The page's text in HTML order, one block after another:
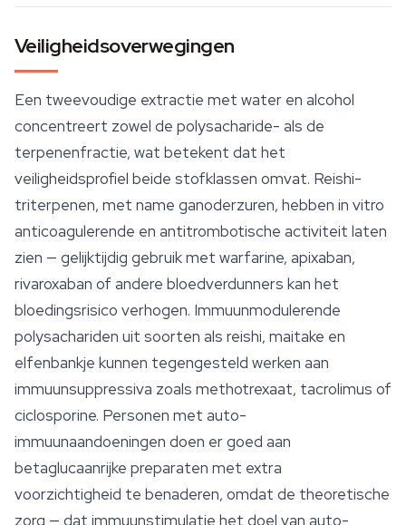
Veiligheidsoverwegingen
Een tweevoudige extractie met water en alcohol
concentreert zowel de polysacharide- als de
terpenenfractie, wat betekent dat het
veiligheidsprofiel beide stofklassen omvat. Reishi-
triterpenen, met name ganoderzuren, hebben in vitro
anticoagulerende en antitrombotische activiteit laten
zien — gelijktijdig gebruik met warfarine, apixaban,
rivaroxaban of andere bloedverdunners kan het
bloedingsrisico verhogen. Immuunmodulerende
polysachariden uit soorten als reishi, maitake en
elfenbankje kunnen tegengesteld werken aan
immuunsuppressiva zoals methotrexaat, tacrolimus of
ciclosporine. Personen met auto-
immuunaandoeningen doen er goed aan
betaglucaanrijke preparaten met extra
voorzichtigheid te benaderen, omdat de theoretische
zorg — dat immuunstimulatie het doel van auto-